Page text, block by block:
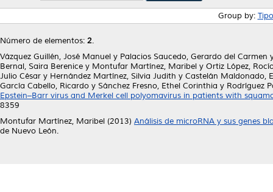
Group by:
Número de elementos: 2.
Vázquez Guillén, José Manuel y Palacios Saucedo, Gerardo del Carmen
Bernal, Saira Berenice y Montufar Martínez, Maribel y Ortiz López,
Julio César y Hernández Martínez, Silvia Judith y Castelán Maldonado,
García Cabello, Ricardo y Sánchez Fresno, Ethel Corinthia y Rodríguez
Epstein–Barr virus and Merkel cell polyomavirus in patients with
8359
Montufar Martínez, Maribel (2013) Análisis de microRNA y sus genes
de Nuevo León.